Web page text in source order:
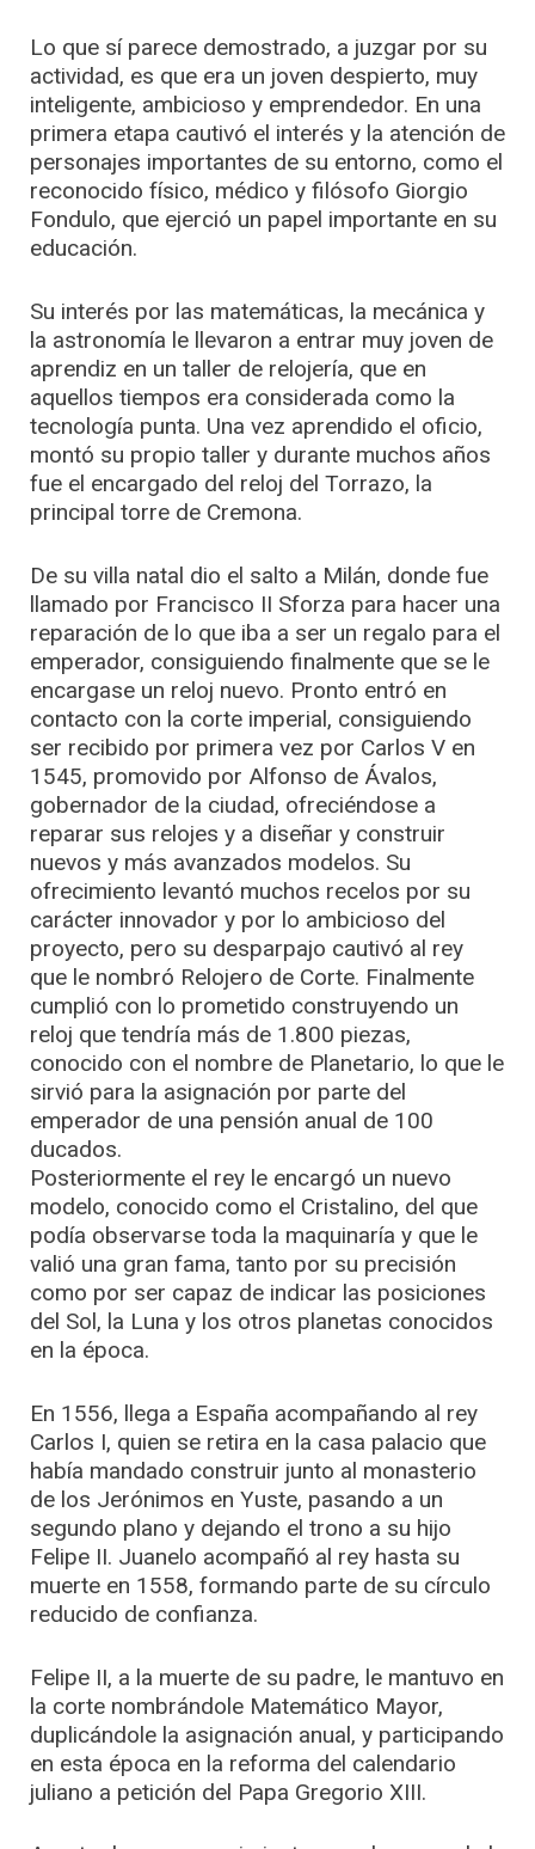
Lo que sí parece demostrado, a juzgar por su
actividad, es que era un joven despierto, muy
inteligente, ambicioso y emprendedor. En una
primera etapa cautivó el interés y la atención de
personajes importantes de su entorno, como el
reconocido físico, médico y filósofo Giorgio
Fondulo, que ejerció un papel importante en su
educación.
Su interés por las matemáticas, la mecánica y
la astronomía le llevaron a entrar muy joven de
aprendiz en un taller de relojería, que en
aquellos tiempos era considerada como la
tecnología punta. Una vez aprendido el oficio,
montó su propio taller y durante muchos años
fue el encargado del reloj del Torrazo, la
principal torre de Cremona.
De su villa natal dio el salto a Milán, donde fue
llamado por Francisco II Sforza para hacer una
reparación de lo que iba a ser un regalo para el
emperador, consiguiendo finalmente que se le
encargase un reloj nuevo. Pronto entró en
contacto con la corte imperial, consiguiendo
ser recibido por primera vez por Carlos V en
1545, promovido por Alfonso de Ávalos,
gobernador de la ciudad, ofreciéndose a
reparar sus relojes y a diseñar y construir
nuevos y más avanzados modelos. Su
ofrecimiento levantó muchos recelos por su
carácter innovador y por lo ambicioso del
proyecto, pero su desparpajo cautivó al rey
que le nombró Relojero de Corte. Finalmente
cumplió con lo prometido construyendo un
reloj que tendría más de 1.800 piezas,
conocido con el nombre de Planetario, lo que le
sirvió para la asignación por parte del
emperador de una pensión anual de 100
ducados.
Posteriormente el rey le encargó un nuevo
modelo, conocido como el Cristalino, del que
podía observarse toda la maquinaría y que le
valió una gran fama, tanto por su precisión
como por ser capaz de indicar las posiciones
del Sol, la Luna y los otros planetas conocidos
en la época.
En 1556, llega a España acompañando al rey
Carlos I, quien se retira en la casa palacio que
había mandado construir junto al monasterio
de los Jerónimos en Yuste, pasando a un
segundo plano y dejando el trono a su hijo
Felipe II. Juanelo acompañó al rey hasta su
muerte en 1558, formando parte de su círculo
reducido de confianza.
Felipe II, a la muerte de su padre, le mantuvo en
la corte nombrándole Matemático Mayor,
duplicándole la asignación anual, y participando
en esta época en la reforma del calendario
juliano a petición del Papa Gregorio XIII.